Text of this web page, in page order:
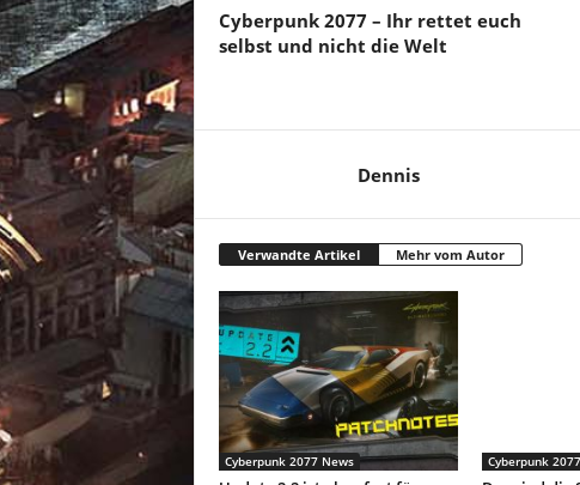
Cyberpunk 2077 – Ihr rettet euch
selbst und nicht die Welt
Dennis
Verwandte Artikel Mehr vom Autor
Cyberpunk 2077 News Cyberpunk